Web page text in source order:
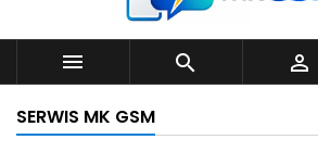
  
SERWIS MK GSM